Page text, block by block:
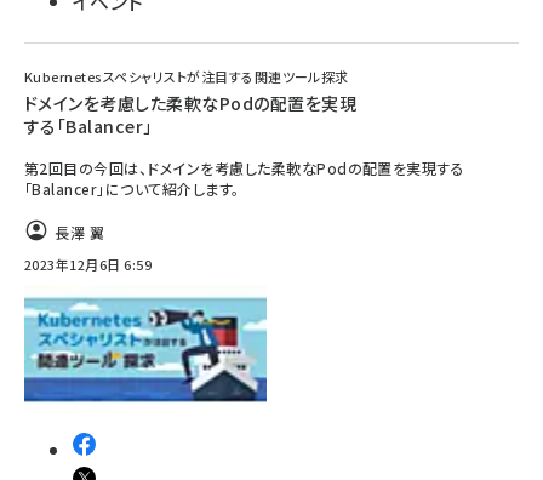
Kubernetesスペシャリストが注目する関連ツール探求
ドメインを考慮した柔軟なPodの配置を実現
する「Balancer」
第2回目の今回は、ドメインを考慮した柔軟なPodの配置を実現する
「Balancer」について紹介します。
長澤 翼
2023年12月6日 6:59